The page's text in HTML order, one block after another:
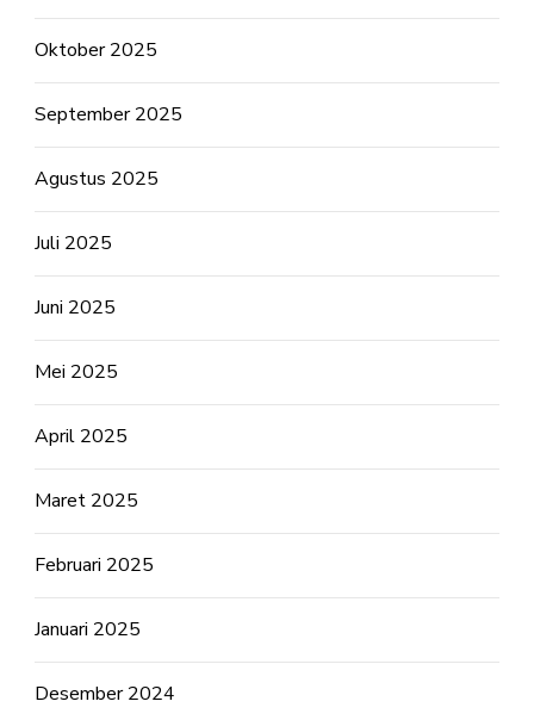
Oktober 2025
September 2025
Agustus 2025
Juli 2025
Juni 2025
Mei 2025
April 2025
Maret 2025
Februari 2025
Januari 2025
Desember 2024